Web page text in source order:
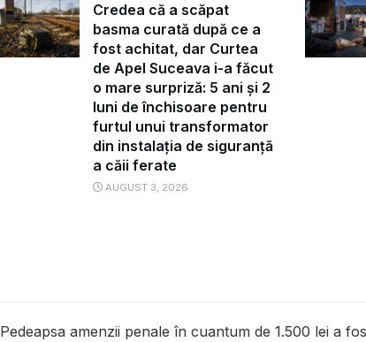
Credea că a scăpat
basma curată după ce a
fost achitat, dar Curtea
de Apel Suceava i-a făcut
o mare surpriză: 5 ani și 2
luni de închisoare pentru
furtul unui transformator
din instalația de siguranță
a căii ferate
AUGUST 3, 2026
Pedeapsa amenzii penale în cuantum de 1.500 lei a